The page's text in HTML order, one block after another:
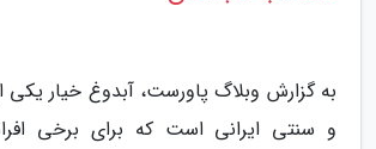
به گزارش وبلاگ پاورست، آبدوغ خیار یکی
و سنتی ایرانی است که برای برخی